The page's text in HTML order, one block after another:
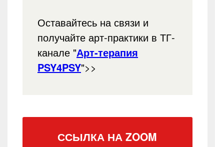
Оставайтесь на связи и
получайте арт-практики в ТГ-
канале "Арт-терапия
PSY4PSY">>
ССЫЛКА НА ZOOM